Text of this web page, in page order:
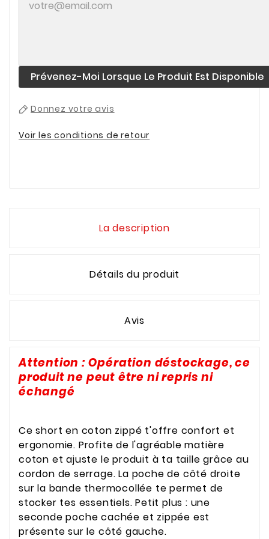
Prévenez-Moi Lorsque Le Produit Est Disponible
Donnez votre avis
Voir les conditions de retour
La description
Détails du produit
Avis
Attention : Opération déstockage, ce
produit ne peut être ni repris ni
échangé
Ce short en coton zippé t'offre confort et
ergonomie. Profite de l'agréable matière
coton et ajuste le produit à ta taille grâce au
cordon de serrage. La poche de côté droite
sur la bande thermocollée te permet de
stocker tes essentiels. Petit plus : une
seconde poche cachée et zippée est
présente sur le côté gauche.